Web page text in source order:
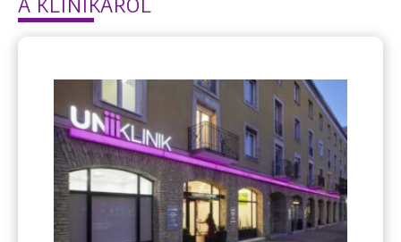
Keresés
A KLINIKÁRÓL